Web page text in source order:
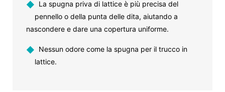
◆ La spugna priva di lattice è più precisa del
pennello o della punta delle dita, aiutando a
nascondere e dare una copertura uniforme.
◆ Nessun odore come la spugna per il trucco in
lattice.